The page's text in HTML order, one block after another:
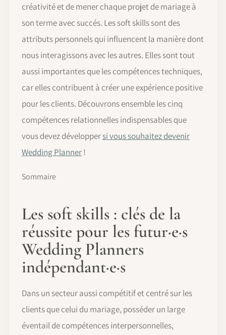
créativité et de mener chaque projet de mariage à
son terme avec succés. Les soft skills sont des
attributs personnels qui influencent la manière dont
nous interagissons avec les autres. Elles sont tout
aussi importantes que les compétences techniques,
car elles contribuent à créer une expérience positive
pour les clients. Découvrons ensemble les cinq
compétences relationnelles indispensables que
vous devez développersi vous souhaitez devenir
Wedding Planner!
Sommaire
Les soft skills : clés de la
réussite pour les futur·e·s
Wedding Planners
indépendant·e·s
Dans un secteur aussi compétitif et centré sur les
clients que celui du mariage, posséder un large
éventail de compétences interpersonnelles,